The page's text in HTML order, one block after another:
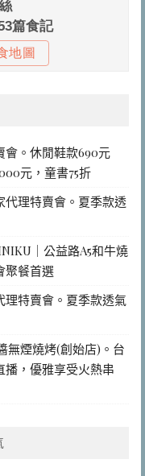
會。休閒鞋款690元
元，童書75折
代理特賣會。夏季款透
｜公益路A5和牛燒
聚餐首選
理特賣會。夏季款透氣
無煙燒烤(創始店)。台
播，優雅享受火熱串